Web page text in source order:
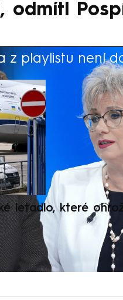
odmítl
z playlistu není
letadlo, které